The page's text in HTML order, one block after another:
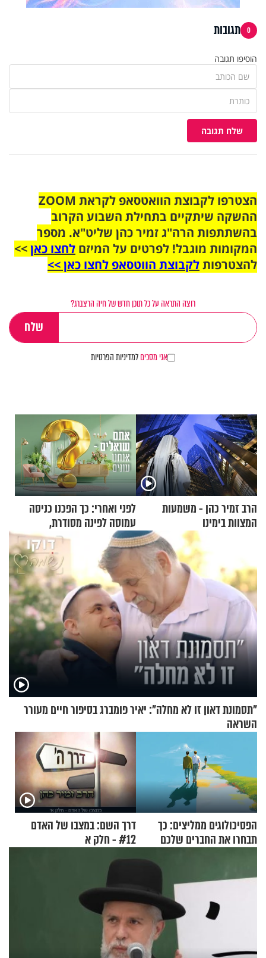
0 תגובות
הוסיפו תגובה
שלח תגובה
הצטרפו לקבוצת הוואטסאפ לקראת ZOOM
ההשקה שיתקיים בתחילת השבוע הקרוב
בהשתתפות הרה"ג זמיר כהן שליט"א. מספר
המקומות מוגבל! לפרטים על המיזם לחצו כאן>>
להצטרפותלקבוצת הווטסאפ לחצו כאן >>
רוצה התראה על כל תוכן חדש של חיה הרצברג?
אני מסכיםלמדיניות הפרטיות
הרב זמיר כהן - משמעות
המצוות בימינו
לפני ואחרי: כך הפכנו כניסה
עמוסה לפינה מסודרת,
שימושית ומזמינה
"תסמונת דאון זו לא מחלה": יאיר פומברג בסיפור חיים מעורר
השראה
הפסיכולוגים ממליצים: כך
תבחרו את החברים שלכם
דרך השם: במצבו של האדם
#12 - חלק א